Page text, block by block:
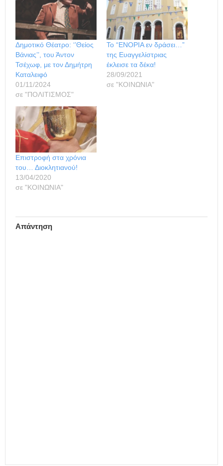
Δημοτικό Θέατρο: ‘’Θείος
Βάνιας’’, του Άντον
Τσέχωφ, με τον Δημήτρη
Καταλειφό
01/11/2024
σε "ΠΟΛΙΤΙΣΜΟΣ"
Το “ΕΝΟΡΙΑ εν δράσει…”
της Ευαγγελίστριας
έκλεισε τα δέκα!
28/09/2021
σε "ΚΟΙΝΩΝΙΑ"
Επιστροφή στα χρόνια
του… Διοκλητιανού!
13/04/2020
σε "ΚΟΙΝΩΝΙΑ"
Απάντηση